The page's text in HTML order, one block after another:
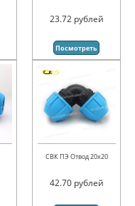
23.72 рублей
Посмотреть
СВК ПЭ Отвод 20х20
42.70 рублей